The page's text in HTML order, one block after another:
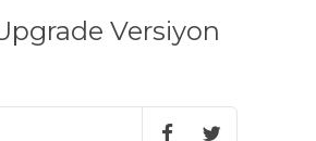
Versiyon